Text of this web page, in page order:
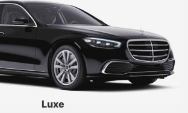
Luxe